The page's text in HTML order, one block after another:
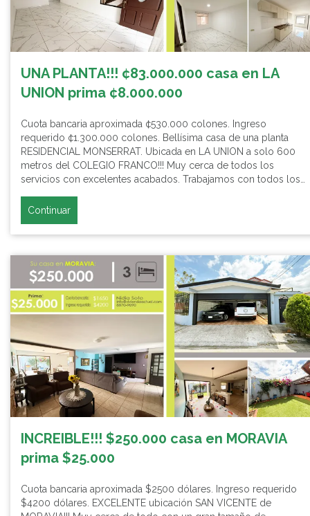
UNA PLANTA!!! ¢83.000.000 casa en LA
UNION prima ¢8.000.000
Cuota bancaria aproximada ¢530.000 colones. Ingreso
requerido ¢1.300.000 colones. Bellísima casa de una planta
RESIDENCIAL MONSERRAT. Ubicada en LA UNION a solo 600
metros del COLEGIO FRANCO!!! Muy cerca de todos los
servicios con excelentes acabados. Trabajamos con todos los…
Continuar
INCREIBLE!!! $250.000 casa en MORAVIA
prima $25.000
Cuota bancaria aproximada $2500 dólares. Ingreso requerido
$4200 dólares. EXCELENTE ubicación SAN VICENTE de